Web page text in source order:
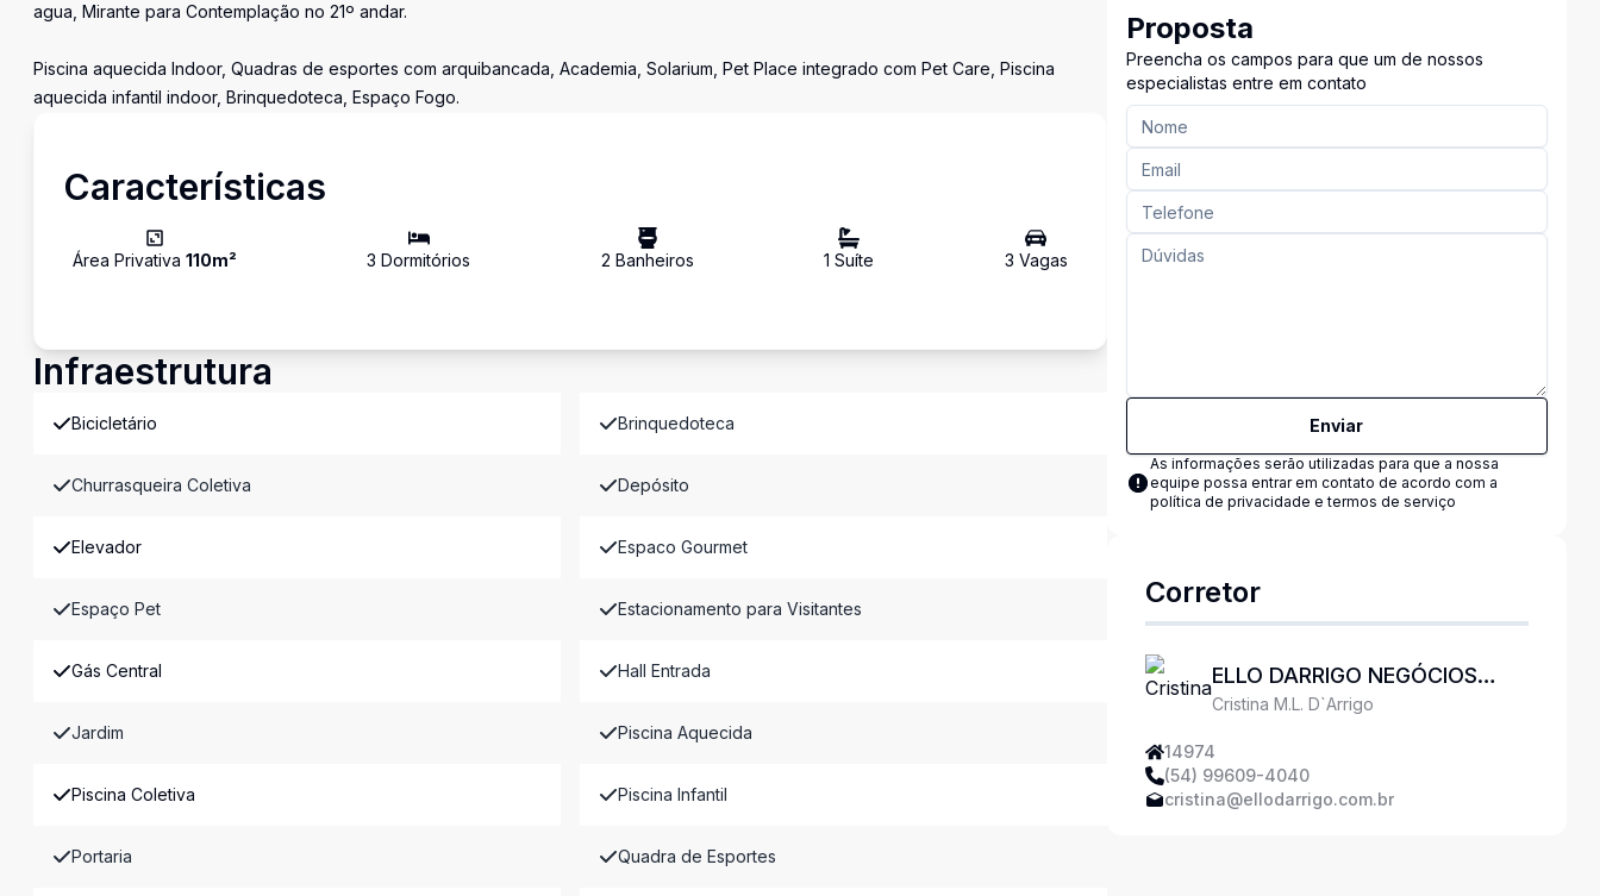
agua, Mirante para Contemplação no 21º andar.
Piscina aquecida Indoor, Quadras de esportes com arquibancada, Academia, Solarium, Pet Place integrado com Pet Care, Piscina
aquecida infantil indoor, Brinquedoteca, Espaço Fogo.
Características
Área Privativa 110m² 3 Dormitórios 2 Banheiros 1 Suíte 3 Vagas
Infraestrutura
Bicicletário Brinquedoteca
Churrasqueira Coletiva Depósito
Elevador Espaco Gourmet
Espaço Pet Estacionamento para Visitantes
Gás Central Hall Entrada
Jardim Piscina Aquecida
Piscina Coletiva Piscina Infantil
Portaria Quadra de Esportes
Proposta
Preencha os campos para que um de nossos
especialistas entre em contato
Enviar
As informações serão utilizadas para que a nossa
equipe possa entrar em contato de acordo com a
política de privacidade e termos de serviço
Corretor
ELLO DARRIGO NEGÓCIOS
IMOBILIÁRIOS
Cristina M.L. D`Arrigo
14974
(54) 99609-4040
cristina@ellodarrigo.com.br